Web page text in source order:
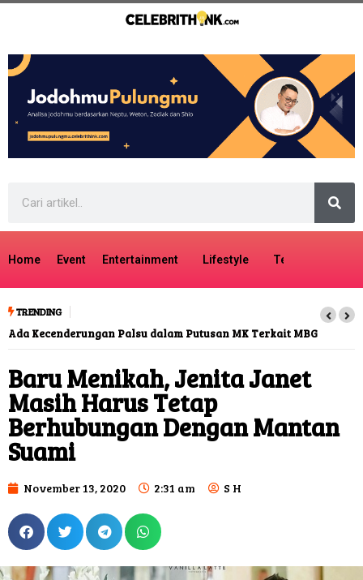
Home Event Entertainment Lifestyle Tech
TRENDING
Ada Kecenderungan Palsu dalam Putusan MK Terkait MBG
Baru Menikah, Jenita Janet
Masih Harus Tetap
Berhubungan Dengan Mantan
Suami
November 13, 2020 2:31 am S H